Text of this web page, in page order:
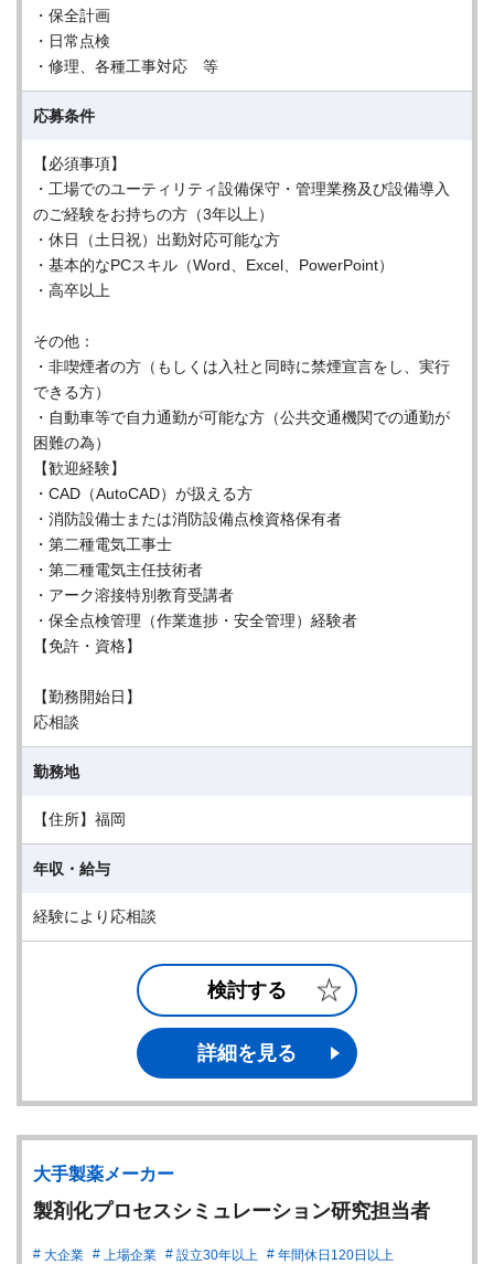
・保全計画
・日常点検
・修理、各種工事対応 等
応募条件
【必須事項】
・工場でのユーティリティ設備保守・管理業務及び設備導入
のご経験をお持ちの方（3年以上）
・休日（土日祝）出勤対応可能な方
・基本的なPCスキル（Word、Excel、PowerPoint）
・高卒以上
その他：
・非喫煙者の方（もしくは入社と同時に禁煙宣言をし、実行
できる方）
・自動車等で自力通勤が可能な方（公共交通機関での通勤が
困難の為）
【歓迎経験】
・CAD（AutoCAD）が扱える方
・消防設備士または消防設備点検資格保有者
・第二種電気工事士
・第二種電気主任技術者
・アーク溶接特別教育受講者
・保全点検管理（作業進捗・安全管理）経験者
【免許・資格】
【勤務開始日】
応相談
勤務地
【住所】福岡
年収・給与
経験により応相談
検討する
詳細を見る
大手製薬メーカー
製剤化プロセスシミュレーション研究担当者
大企業 上場企業 設立30年以上
年間休日120日以上